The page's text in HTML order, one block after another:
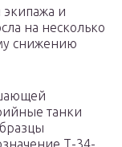
и
на несколько
снижению
танки
Т-34-